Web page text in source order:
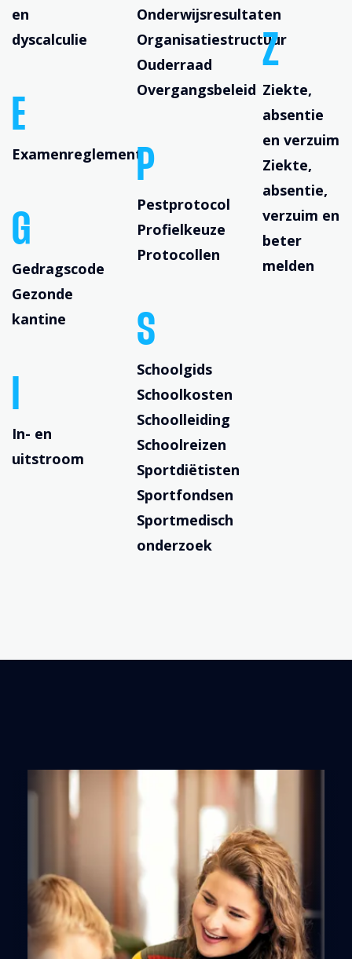
en
dyscalculie
E
Examenreglement
G
Gedragscode
Gezonde
kantine
I
In- en
uitstroom
Onderwijsresultaten
Organisatiestructuur
Ouderraad
Overgangsbeleid
P
Pestprotocol
Profielkeuze
Protocollen
S
Schoolgids
Schoolkosten
Schoolleiding
Schoolreizen
Sportdiëtisten
Sportfondsen
Sportmedisch
onderzoek
Z
Ziekte,
absentie
en verzuim
Ziekte,
absentie,
verzuim en
beter
melden